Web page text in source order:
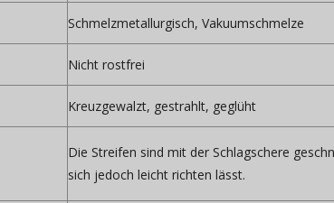
Schmelzmetallurgisch, Vakuumschmelze
Nicht rostfrei
Kreuzgewalzt, gestrahlt, geglüht
Die Streifen sind mit der Schlagschere
sich jedoch leicht richten lässt.